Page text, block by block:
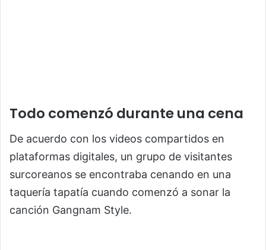
Todo comenzó durante una cena
De acuerdo con los videos compartidos en
plataformas digitales, un grupo de visitantes
surcoreanos se encontraba cenando en una
taquería tapatía cuando comenzó a sonar la
canción Gangnam Style.